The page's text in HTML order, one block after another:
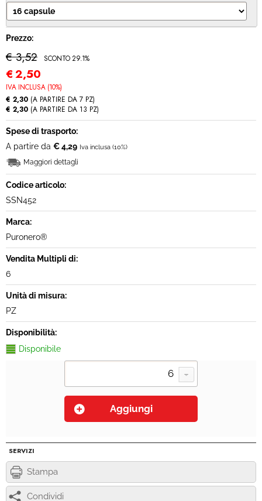
Prezzo:
€ 3,52 SCONTO 29.1%
€2,50
IVA INCLUSA (10%)
€ 2,30 (A PARTIRE DA 7 PZ)
€ 2,30 (A PARTIRE DA 13 PZ)
Spese di trasporto:
A partire da € 4,29 Iva inclusa (10%)
Maggiori dettagli
Codice articolo:
SSN452
Marca:
Puronero®
Vendita Multipli di:
6
Unità di misura:
PZ
Disponibilità:
Disponibile
SERVIZI
Stampa
Condividi